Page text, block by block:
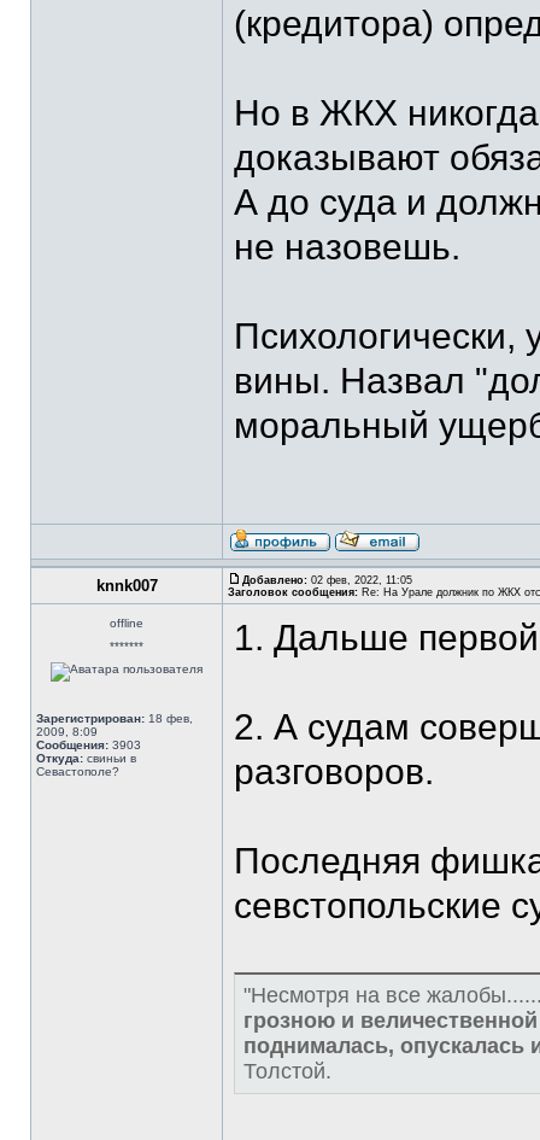
(кредитора)
Но в ЖКХ
доказывают
А до суда и
не назовешь.
вины. Назвал
моральный
knnk007 Добавлено: 02 фев, 2022, 11:05
Заголовок сообщения: Re: На Урале должник по ЖКХ
offline
*******
Зарегистрирован: 18 фев,
2009, 8:09
Сообщения: 3903
Откуда: свиньи в
Севастополе?
1. Дальше
2. А судам
разговоров.
Последняя
севстопольские
"Несмотря на все
грозною и
поднималась, опускалась
Толстой.